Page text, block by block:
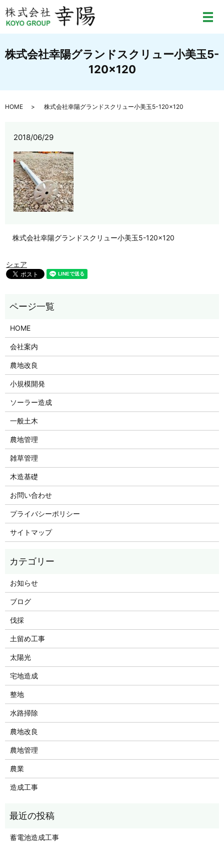
メ
株式会社幸陽グランドスクリュー小美玉5-
120×120
HOME 株式会社幸陽グランドスクリュー小美玉5-120×120
2018/06/29
株式会社幸陽グランドスクリュー小美玉5-120×120
シェア
HOME
会社案内
農地改良
小規模開発
ソーラー造成
一般土木
農地管理
雑草管理
木造基礎
お問い合わせ
プライバシーポリシー
サイトマップ
お知らせ
ブログ
伐採
土留め工事
太陽光
宅地造成
整地
水路掃除
農地改良
農地管理
農業
造成工事
蓄電池造成工事